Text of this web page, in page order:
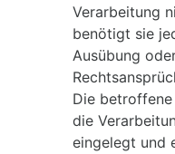
Verarbeitung
benötigt sie
Ausübung
Die
die
eingelegt und